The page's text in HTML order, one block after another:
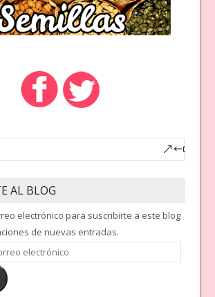
AL BLOG
electrónico para suscribirte a este blog
de nuevas entradas.